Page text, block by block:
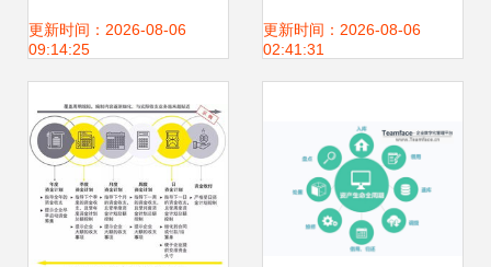
的提升
更新时间：2026-08-06
09:14:25
运营的核心路径
更新时间：2026-08-06
02:41:31